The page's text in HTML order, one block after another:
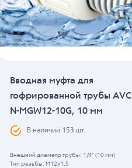
Вводная муфта для
гофрированной трубы AVC
N-MGW12-10G, 10 мм
В наличии 153 шт.
Внешний диаметр трубы: 1/4" (10 мм)
Тип резьбы: M12x1.5